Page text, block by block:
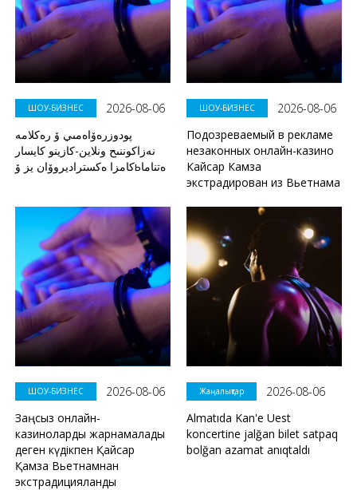
ШОУ-БИЗНЕС
2026-08-06
پودوزرەۆاەمىي ۆ رەكلامە
نەزاكوننىح ونلاين-كازينو كايسار
كامزا ەكستراديروۆان يز ۆьەتناما
ШОУ-БИЗНЕС
2026-08-06
Подозреваемый в рекламе
незаконных онлайн-казино
Кайсар Камза
экстрадирован из Вьетнама
ШОУ-БИЗНЕС
2026-08-06
Заңсыз онлайн-
казиноларды жарнамалады
деген күдікпен Қайсар
Қамза Вьетнамнан
экстрадицияланды
Жаңалықтар
2026-08-06
Almatıda Kan'e Uest
koncertine jalğan bilet satpaq
bolğan azamat anıqtaldı